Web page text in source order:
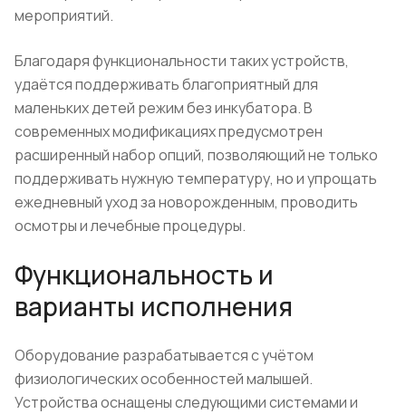
мероприятий.
Благодаря функциональности таких устройств,
удаётся поддерживать благоприятный для
маленьких детей режим без инкубатора. В
современных модификациях предусмотрен
расширенный набор опций, позволяющий не только
поддерживать нужную температуру, но и упрощать
ежедневный уход за новорожденным, проводить
осмотры и лечебные процедуры.
Функциональность и
варианты исполнения
Оборудование разрабатывается с учётом
физиологических особенностей малышей.
Устройства оснащены следующими системами и